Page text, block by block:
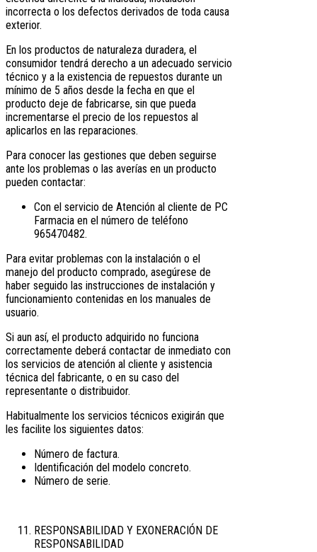
incorrecta o los defectos derivados de toda causa
exterior.
En los productos de naturaleza duradera, el
consumidor tendrá derecho a un adecuado servicio
técnico y a la existencia de repuestos durante un
mínimo de 5 años desde la fecha en que el
producto deje de fabricarse, sin que pueda
incrementarse el precio de los repuestos al
aplicarlos en las reparaciones.
Para conocer las gestiones que deben seguirse
ante los problemas o las averías en un producto
pueden contactar:
Con el servicio de Atención al cliente de PC
Farmacia en el número de teléfono
965470482.
Para evitar problemas con la instalación o el
manejo del producto comprado, asegúrese de
haber seguido las instrucciones de instalación y
funcionamiento contenidas en los manuales de
usuario.
Si aun así, el producto adquirido no funciona
correctamente deberá contactar de inmediato con
los servicios de atención al cliente y asistencia
técnica del fabricante, o en su caso del
representante o distribuidor.
Habitualmente los servicios técnicos exigirán que
les facilite los siguientes datos:
Número de factura.
Identificación del modelo concreto.
Número de serie.
RESPONSABILIDAD Y EXONERACIÓN DE
RESPONSABILIDAD